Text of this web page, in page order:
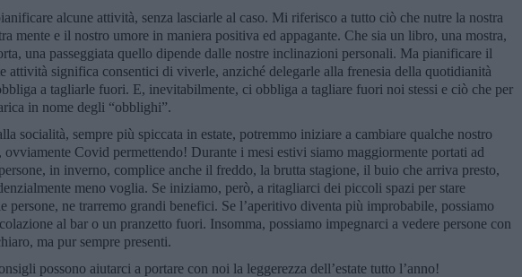
alcune attività, senza lasciarle al caso. Mi riferisco a tutto ciò che nutre la nostra
mente e il nostro umore in maniera positiva ed appagante. Che sia un libro, una mostra,
una passeggiata quello dipende dalle nostre inclinazioni personali. Ma pianificare il
attività significa consentici di viverle, anziché delegarle alla frenesia della quotidianità
a tagliarle fuori. E, inevitabilmente, ci obbliga a tagliare fuori noi stessi e ciò che per
in nome degli “obblighi”.
socialità, sempre più spiccata in estate, potremmo iniziare a cambiare qualche nostro
ovviamente Covid permettendo! Durante i mesi estivi siamo maggiormente portati ad
in inverno, complice anche il freddo, la brutta stagione, il buio che arriva presto,
meno voglia. Se iniziamo, però, a ritagliarci dei piccoli spazi per stare
persone, ne trarremo grandi benefici. Se l’aperitivo diventa più improbabile, possiamo
al bar o un pranzetto fuori. Insomma, possiamo impegnarci a vedere persone con
ma pur sempre presenti.
possono aiutarci a portare con noi la leggerezza dell’estate tutto l’anno!